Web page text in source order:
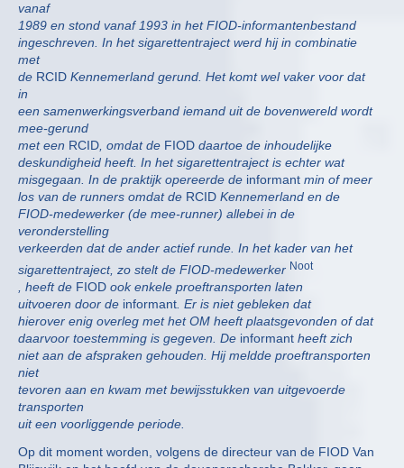
vanaf
1989 en stond vanaf 1993 in het FIOD-informantenbestand
ingeschreven. In het sigarettentraject werd hij in combinatie
met
de RCID Kennemerland gerund. Het komt wel vaker voor dat
in
een samenwerkingsverband iemand uit de bovenwereld wordt
mee-gerund
met een RCID, omdat de FIOD daartoe de inhoudelijke
deskundigheid heeft. In het sigarettentraject is echter wat
misgegaan. In de praktijk opereerde de informant min of meer
los van de runners omdat de RCID Kennemerland en de
FIOD-medewerker (de mee-runner) allebei in de
veronderstelling
verkeerden dat de ander actief runde. In het kader van het
sigarettentraject, zo stelt de FIOD-medewerker Noot
, heeft de FIOD ook enkele proeftransporten laten
uitvoeren door de informant. Er is niet gebleken dat
hierover enig overleg met het OM heeft plaatsgevonden of dat
daarvoor toestemming is gegeven. De informant heeft zich
niet aan de afspraken gehouden. Hij meldde proeftransporten
niet
tevoren aan en kwam met bewijsstukken van uitgevoerde
transporten
uit een voorliggende periode.
Op dit moment worden, volgens de directeur van de FIOD Van